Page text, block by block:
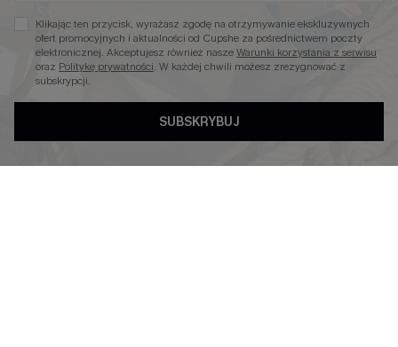
Kontroli Brzucha
Wysokim Stanem
4.4
Klikając ten przycisk, wyrażasz zgodę na otrzymywanie ekskluzywnych
ofert promocyjnych i aktualności od Cupshe za pośrednictwem poczty
elektronicznej. Akceptujesz również naszeWarunki korzystania z serwisu
oraz Politykę prywatności. W każdej chwili możesz zrezygnować z
subskrypcji.
SUBSKRYBUJ